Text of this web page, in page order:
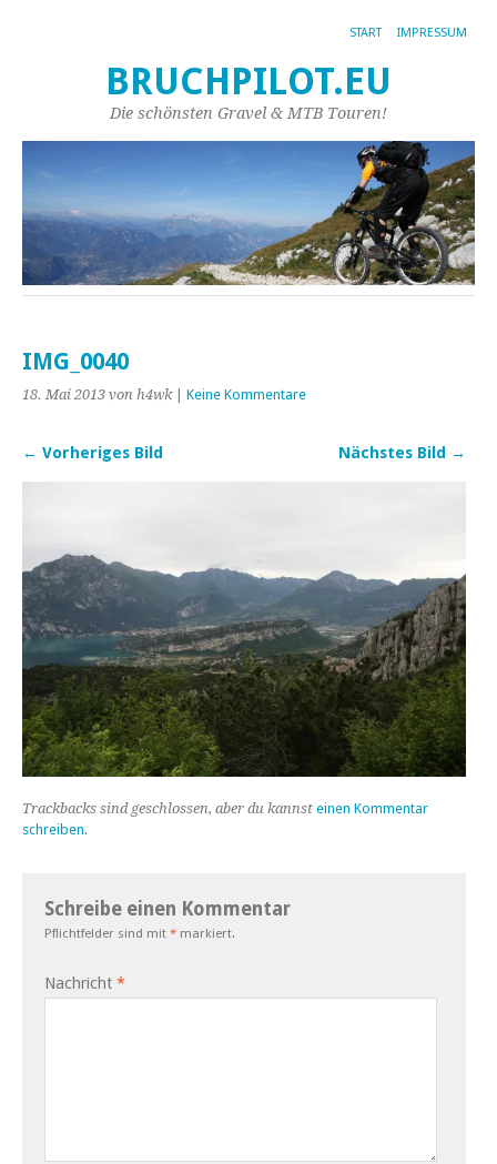
START IMPRESSUM
BRUCHPILOT.EU
Die schönsten Gravel & MTB Touren!
IMG_0040
18. Mai 2013 von h4wk| Keine Kommentare
← Vorheriges Bild Nächstes Bild →
Trackbacks sind geschlossen, aber du kannst einen Kommentar
schreiben.
Schreibe einen Kommentar
Pflichtfelder sind mit * markiert.
Nachricht *